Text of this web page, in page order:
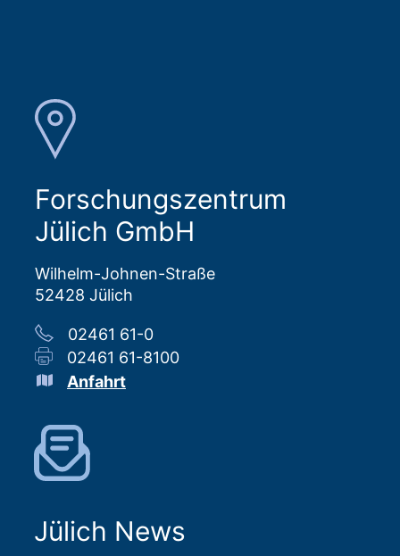
Forschungszentrum
Jülich GmbH
Wilhelm-Johnen-Straße
52428 Jülich
02461 61-0
02461 61-8100
Anfahrt
Jülich News